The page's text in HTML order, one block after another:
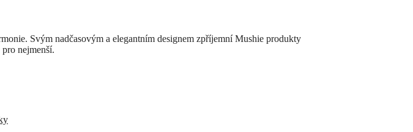
Svým nadčasovým a elegantním designem zpříjemní Mushie produkty
nejmenší.